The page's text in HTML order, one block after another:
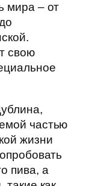
мира – от
свою
частью
жизни
пива, а